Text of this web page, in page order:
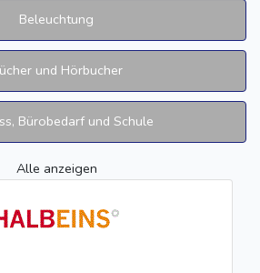
Beleuchtung
und Hörbucher
Bürobedarf und Schule
Alle anzeigen